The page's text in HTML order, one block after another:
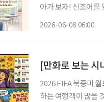
아가 보자! 신조어를
2026-06-08 06:00
[만화로 보는 시
2026 FIFA 북중미
하는 여행객이 많을 것으로 예상됩니다. 질병